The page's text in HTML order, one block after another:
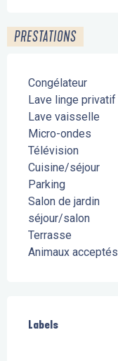
PRESTATIONS
Congélateur
Lave linge privatif
Lave vaisselle
Micro-ondes
Télévision
Cuisine/séjour
Parking
Salon de jardin
séjour/salon
Terrasse
Animaux acceptés
Labels
Labels